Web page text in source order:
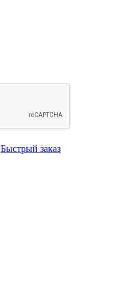
Быстрый заказ